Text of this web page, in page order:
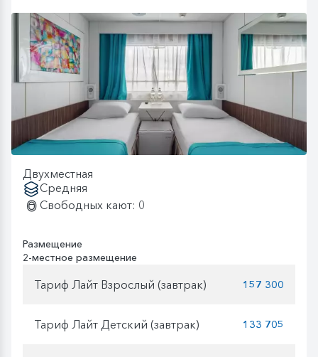
Двухместная
Средняя
Свободных кают: 0
Размещение
2-местное размещение
Тариф Лайт Взрослый (завтрак) 157 300
Тариф Лайт Детский (завтрак) 133 705